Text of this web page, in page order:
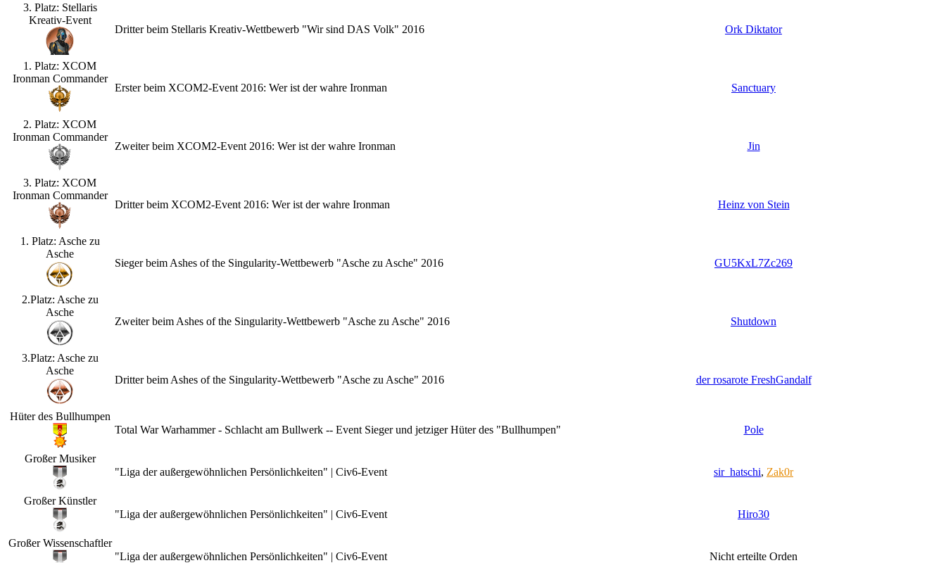
3. Platz: Stellaris
Kreativ-Event
Dritter beim Stellaris Kreativ-Wettbewerb "Wir sind DAS Volk" 2016 Ork Diktator
1. Platz: XCOM
Ironman Commander
Erster beim XCOM2-Event 2016: Wer ist der wahre Ironman Sanctuary
2. Platz: XCOM
Ironman Commander
Zweiter beim XCOM2-Event 2016: Wer ist der wahre Ironman Jin
3. Platz: XCOM
Ironman Commander
Dritter beim XCOM2-Event 2016: Wer ist der wahre Ironman Heinz von Stein
1. Platz: Asche zu
Asche
Sieger beim Ashes of the Singularity-Wettbewerb "Asche zu Asche" 2016 GU5KxL7Zc269
2.Platz: Asche zu
Asche
Zweiter beim Ashes of the Singularity-Wettbewerb "Asche zu Asche" 2016 Shutdown
3.Platz: Asche zu
Asche
Dritter beim Ashes of the Singularity-Wettbewerb "Asche zu Asche" 2016 der rosarote FreshGandalf
Hüter des Bullhumpen
Total War Warhammer - Schlacht am Bullwerk -- Event Sieger und jetziger Hüter des "Bullhumpen"
Pole
Großer Musiker
"Liga der außergewöhnlichen Persönlichkeiten" | Civ6-Event
sir_hatschi, Zak0r
Großer Künstler
"Liga der außergewöhnlichen Persönlichkeiten" | Civ6-Event
Hiro30
Großer Wissenschaftler
"Liga der außergewöhnlichen Persönlichkeiten" | Civ6-Event
Nicht erteilte Orden